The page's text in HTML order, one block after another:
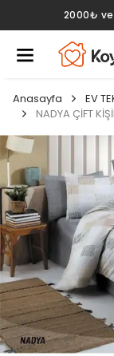
2000₺ ve
Anasayfa EV
NADYA ÇİFT